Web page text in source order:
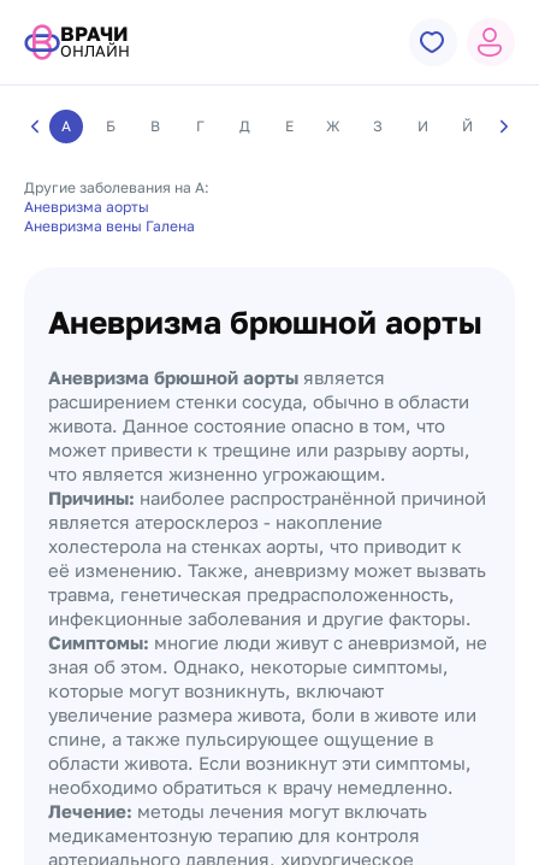
ВРАЧИ
ОНЛАЙН
А Б В Г Д Е Ж З И Й К
Другие заболевания на А:
Аневризма аорты
Аневризма вены Галена
Аневризма брюшной аорты
Аневризма брюшной аорты является
расширением стенки сосуда, обычно в области
живота. Данное состояние опасно в том, что
может привести к трещине или разрыву аорты,
что является жизненно угрожающим.
Причины: наиболее распространённой причиной
является атеросклероз - накопление
холестерола на стенках аорты, что приводит к
её изменению. Также, аневризму может вызвать
травма, генетическая предрасположенность,
инфекционные заболевания и другие факторы.
Симптомы: многие люди живут с аневризмой, не
зная об этом. Однако, некоторые симптомы,
которые могут возникнуть, включают
увеличение размера живота, боли в животе или
спине, а также пульсирующее ощущение в
области живота. Если возникнут эти симптомы,
необходимо обратиться к врачу немедленно.
Лечение: методы лечения могут включать
медикаментозную терапию для контроля
артериального давления, хирургическое